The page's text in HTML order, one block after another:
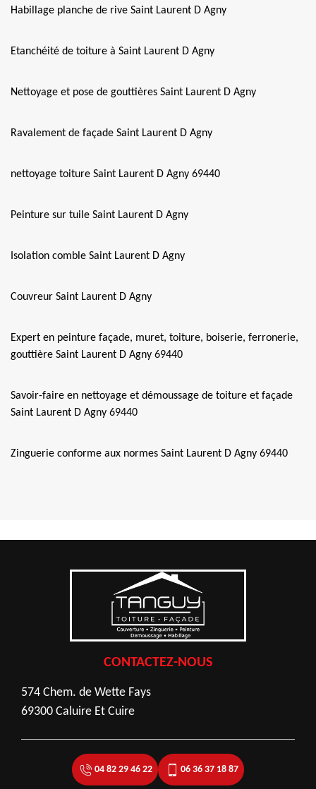
Habillage planche de rive Saint Laurent D Agny
Etanchéité de toiture à Saint Laurent D Agny
Nettoyage et pose de gouttières Saint Laurent D Agny
Ravalement de façade Saint Laurent D Agny
nettoyage toiture Saint Laurent D Agny 69440
Peinture sur tuile Saint Laurent D Agny
Isolation comble Saint Laurent D Agny
Couvreur Saint Laurent D Agny
Expert en peinture façade, muret, toiture, boiserie, ferronerie,
gouttière Saint Laurent D Agny 69440
Savoir-faire en nettoyage et démoussage de toiture et façade
Saint Laurent D Agny 69440
Zinguerie conforme aux normes Saint Laurent D Agny 69440
CONTACTEZ-NOUS
574 Chem. de Wette Fays
69300 Caluire Et Cuire
04 82 29 46 22 06 36 37 18 87